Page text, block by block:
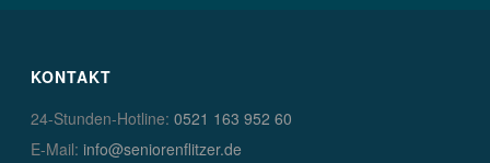
KONTAKT
24-Stunden-Hotline:0521 163 952 60
E-Mail:info@seniorenflitzer.de